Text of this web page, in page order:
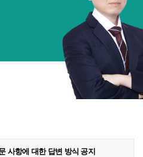
사항에 대한 답변 방식 공지